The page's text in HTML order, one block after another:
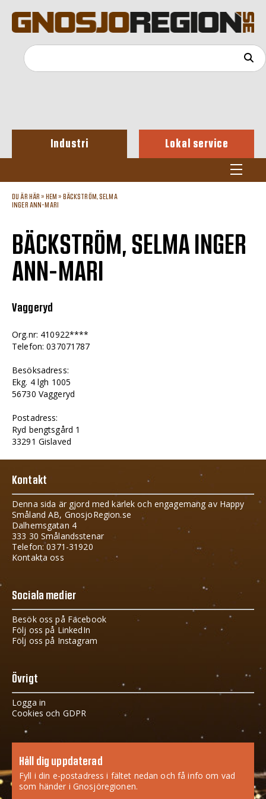
Industri Lokal service
DU ÄR HÄR » HEM » BÄCKSTRÖM, SELMA
INGER ANN-MARI
BÄCKSTRÖM, SELMA INGER
ANN-MARI
Vaggeryd
Org.nr: 410922****
Telefon: 037071787
Besöksadress:
Ekg. 4 lgh 1005
56730 Vaggeryd
Postadress:
Ryd bengtsgård 1
33291 Gislaved
Kontakt
Denna sida är gjord med kärlek och engagemang av Happy
Småland AB, GnosjoRegion.se
Dalhemsgatan 4
333 30 Smålandsstenar
Telefon: 0371-31920
Kontakta oss
Sociala medier
Besök oss på Facebook
Följ oss på LinkedIn
Följ oss på Instagram
Övrigt
Logga in
Cookies och GDPR
Håll dig uppdaterad
Fyll i din e-postadress i fältet nedan och få info om vad
som händer i Gnosjöregionen.